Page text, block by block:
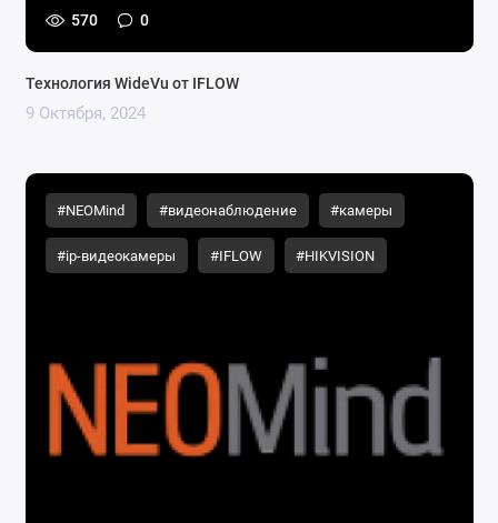
570 0
Технология WideVu от IFLOW
9 Октября, 2024
#NEOMind #видеонаблюдение #камеры
#ip-видеокамеры #IFLOW #HIKVISION